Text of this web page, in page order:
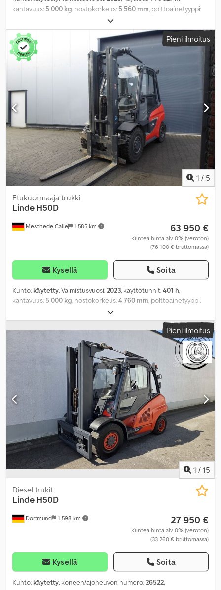
kantavuus: 5 000 kg, nostokorkeus: 5 560 mm, polttoainetyyppi:
, renkaiden kunto:
muu,
Pieni ilmoitus
1 / 5
Meschede Calle 1 585 km
Etukuormaaja trukki
Linde H50D
63 950 €
Kiinteä hinta alv 0% (veroton)
(76 100 € bruttomassa)
Kysellä Soita
Kunto: käytetty, Valmistusvuosi:2023, käyttötunnit:401 h,
kantavuus: 5 000 kg, nostokorkeus:4 760 mm, polttoainetyyppi:
, renkaiden kunto:
muu,
Pieni ilmoitus
1 / 15
Dortmund 1 598 km
Diesel trukit
Linde H50D
27 950 €
Kiinteä hinta alv 0% (veroton)
(33 260 € bruttomassa)
Kysellä Soita
Kunto: käytetty, koneen/ajoneuvon numero:26522,